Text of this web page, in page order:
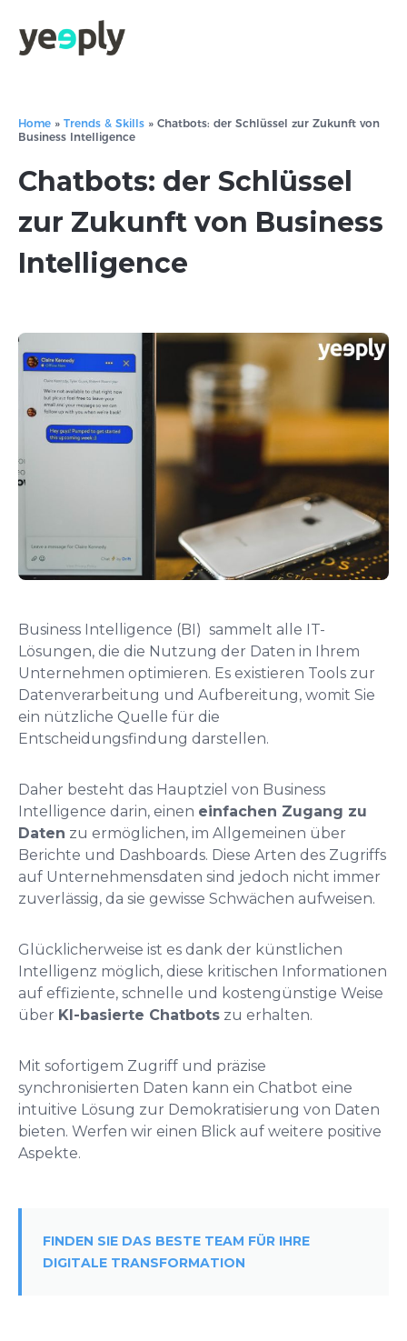
Home » Trends & Skills » Chatbots: der Schlüssel zur Zukunft von
Business Intelligence
Chatbots: der Schlüssel
zur Zukunft von Business
Intelligence
Business Intelligence (BI) sammelt alle IT-
Lösungen, die die Nutzung der Daten in Ihrem
Unternehmen optimieren. Es existieren Tools zur
Datenverarbeitung und Aufbereitung, womit Sie
ein nützliche Quelle für die
Entscheidungsfindung darstellen.
Daher besteht das Hauptziel von Business
Intelligence darin, einen einfachen Zugang zu
Daten zu ermöglichen, im Allgemeinen über
Berichte und Dashboards. Diese Arten des Zugriffs
auf Unternehmensdaten sind jedoch nicht immer
zuverlässig, da sie gewisse Schwächen aufweisen.
Glücklicherweise ist es dank der künstlichen
Intelligenz möglich, diese kritischen Informationen
auf effiziente, schnelle und kostengünstige Weise
über KI-basierte Chatbots zu erhalten.
Mit sofortigem Zugriff und präzise
synchronisierten Daten kann ein Chatbot eine
intuitive Lösung zur Demokratisierung von Daten
bieten. Werfen wir einen Blick auf weitere positive
Aspekte.
FINDEN SIE DAS BESTE TEAM FÜR IHRE
DIGITALE TRANSFORMATION